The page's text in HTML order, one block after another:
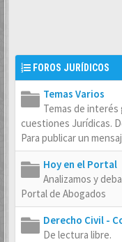
FOROS JURÍDICOS
Temas Varios
Temas de interés
cuestiones Jurídicas.
Para publicar un
Hoy en el Portal
Analizamos y
Portal de Abogados
Derecho Civil -
De lectura libre.